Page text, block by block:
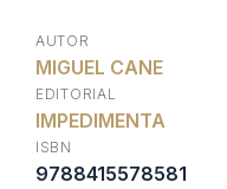
era:
AUTOR
MIGUEL CANE
EDITORIAL
IMPEDIMENTA
ISBN
9788415578581